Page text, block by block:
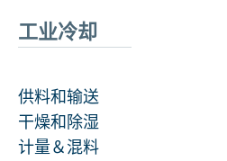
工业冷却
供料和输送
干燥和除湿
计量＆混料